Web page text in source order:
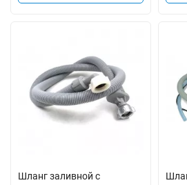
Шланг заливной с